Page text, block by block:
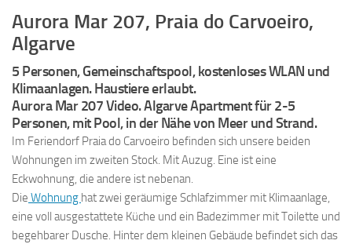
Aurora Mar 207, Praia do Carvoeiro,
Algarve
5 Personen, Gemeinschaftspool, kostenloses WLAN und
Klimaanlagen. Haustiere erlaubt.
Aurora Mar 207 Video. Algarve Apartment für 2-5
Personen, mit Pool, in der Nähe von Meer und Strand.
Im Feriendorf Praia do Carvoeiro befinden sich unsere beiden
Wohnungen im zweiten Stock. Mit Auzug. Eine ist eine
Eckwohnung, die andere ist nebenan.
Die Wohnung hat zwei geräumige Schlafzimmer mit Klimaanlage,
eine voll ausgestattete Küche und ein Badezimmer mit Toilette und
begehbarer Dusche. Hinter dem kleinen Gebäude befindet sich das